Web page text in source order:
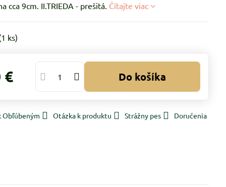
cca 9cm. II.TRIEDA - prešitá. Čítajte viac
1 ks)
€ Do košíka
Obľúbeným Otázka k produktu Strážny pes Doručenia